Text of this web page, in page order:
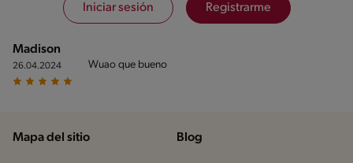
Iniciar sesión Registrarme
Madison
26.04.2024 Wuao que bueno
Mapa del sitio Blog